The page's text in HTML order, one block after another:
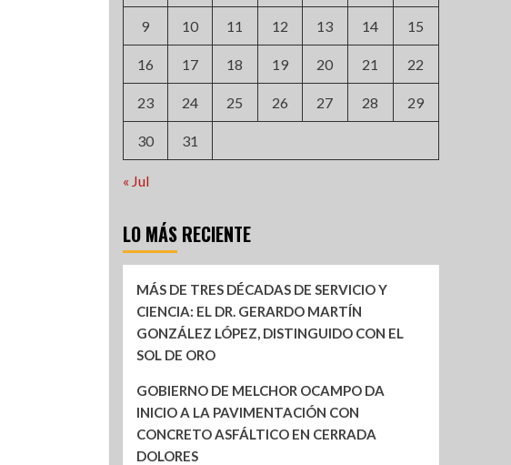
9 10 11 12 13 14 15
16 17 18 19 20 21 22
23 24 25 26 27 28 29
30 31
« Jul
LO MÁS RECIENTE
MÁS DE TRES DÉCADAS DE SERVICIO Y
CIENCIA: EL DR. GERARDO MARTÍN
GONZÁLEZ LÓPEZ, DISTINGUIDO CON EL
SOL DE ORO
GOBIERNO DE MELCHOR OCAMPO DA
INICIO A LA PAVIMENTACIÓN CON
CONCRETO ASFÁLTICO EN CERRADA
DOLORES